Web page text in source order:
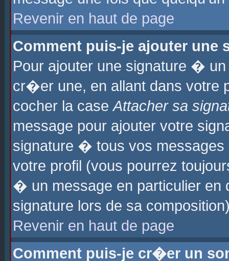
Revenir en haut de page
Comment puis-je ajouter une
Pour ajouter une signature �
cr�er une, en allant dans
cocher la caseAttacher sa
message pour ajouter votre
signature � tous vos
votre profil (vous pourrez
� un message en particulier
signature lors de sa
Revenir en haut de page
Comment puis-je cr�er un